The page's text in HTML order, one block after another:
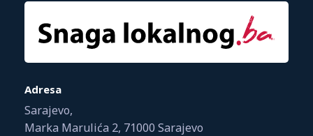
Adresa
Sarajevo,
Marka Marulića 2, 71000 Sarajevo